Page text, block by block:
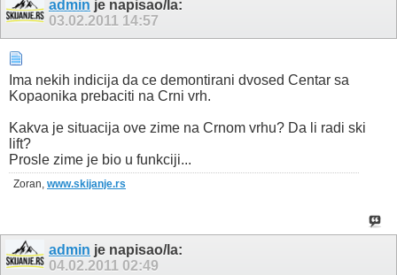
admin je napisao/la:
03.02.2011 14:57
Ima nekih indicija da ce demontirani dvosed Centar sa
Kopaonika prebaciti na Crni vrh.
Kakva je situacija ove zime na Crnom vrhu? Da li radi ski
lift?
Prosle zime je bio u funkciji...
Zoran, www.skijanje.rs
admin je napisao/la:
04.02.2011 02:49